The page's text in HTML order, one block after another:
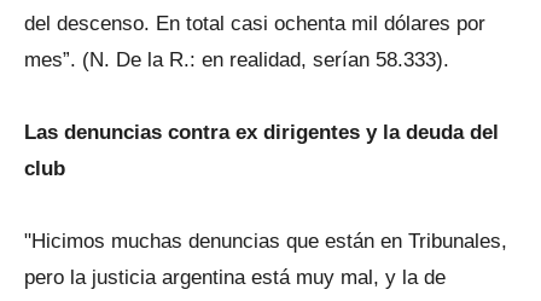
del descenso. En total casi ochenta mil dólares por
mes”. (N. De la R.: en realidad, serían 58.333).
Las denuncias contra ex dirigentes y la deuda del
club
"Hicimos muchas denuncias que están en Tribunales,
pero la justicia argentina está muy mal, y la de